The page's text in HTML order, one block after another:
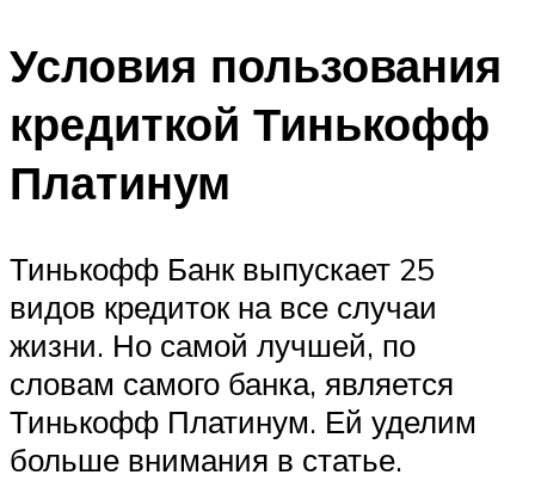
Условия пользования
кредиткой Тинькофф
Платинум
Тинькофф Банк выпускает 25
видов кредиток на все случаи
жизни. Но самой лучшей, по
словам самого банка, является
Тинькофф Платинум. Ей уделим
больше внимания в статье.